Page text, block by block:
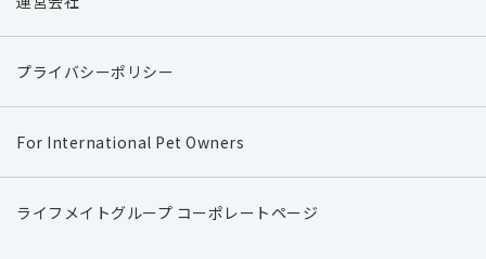
プライバシーポリシー
For International Pet Owners
ライフメイトグループ コーポレートページ